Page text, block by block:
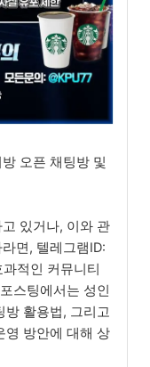
오픈 채팅방 및
있거나, 이와 관
면, 텔레그램ID:
적인 커뮤니티
스팅에서는 성인
방 활용법, 그리고
영 방안에 대해 상